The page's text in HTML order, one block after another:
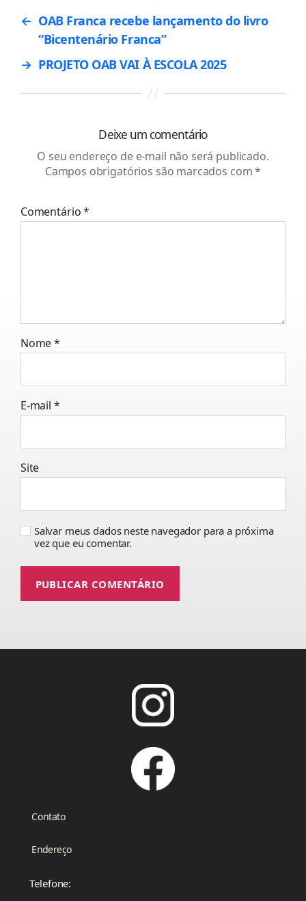
← OAB Franca recebe lançamento do livro
“Bicentenário Franca”
→ PROJETO OAB VAI À ESCOLA 2025
Deixe um comentário
O seu endereço de e-mail não será publicado.
Campos obrigatórios são marcados com*
Comentário*
Nome*
E-mail *
Site
Salvar meus dados neste navegador para a próxima
vez que eu comentar.
Contato
Endereço
Telefone: